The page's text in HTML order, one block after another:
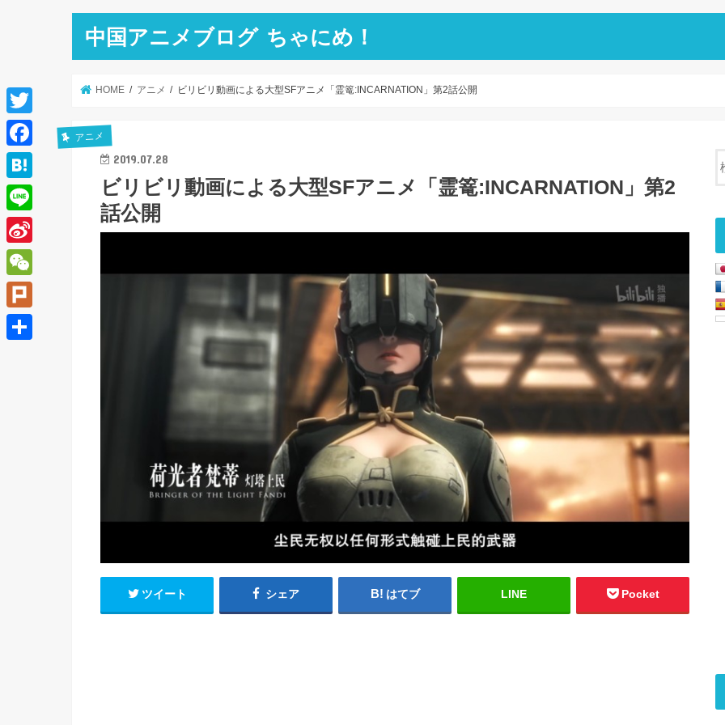
中国アニメブログ ちゃにめ！
HOME アニメ ビリビリ動画による大型SFアニメ「霊篭:INCARNATION」第2話公開
アニメ
2019.07.28
ビリビリ動画による大型SFアニメ「霊篭:INCARNATION」第2
話公開
ツイート シェア はてブ LINE Pocket
T
w
i
t
e
r
F
a
c
e
b
o
o
k
H
a
t
e
a
L
i
n
e
S
i
n
a
W
e
C
P